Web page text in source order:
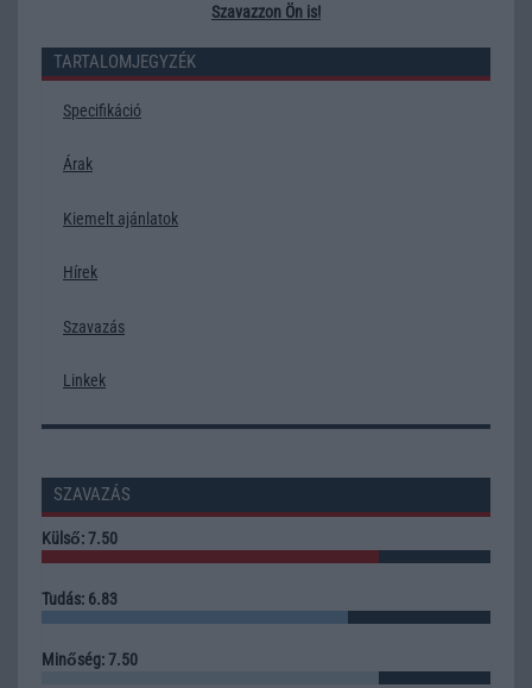
Szavazzon Ön is!
TARTALOMJEGYZÉK
Specifikáció
Árak
Kiemelt ajánlatok
Hírek
Szavazás
Linkek
SZAVAZÁS
Külső: 7.50
Tudás: 6.83
Minőség: 7.50